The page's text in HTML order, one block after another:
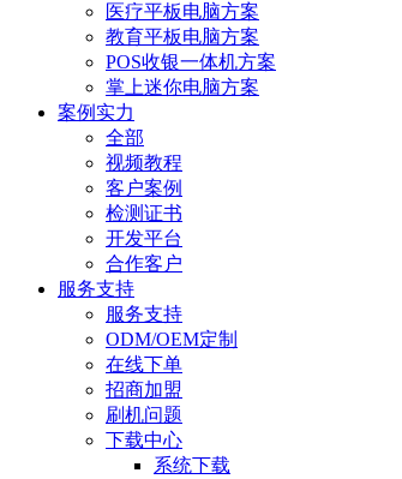
医疗平板电脑方案
教育平板电脑方案
POS收银一体机方案
掌上迷你电脑方案
案例实力
全部
视频教程
客户案例
检测证书
开发平台
合作客户
服务支持
服务支持
ODM/OEM定制
在线下单
招商加盟
刷机问题
下载中心
系统下载